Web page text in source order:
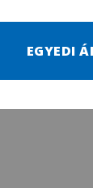
EGYEDI